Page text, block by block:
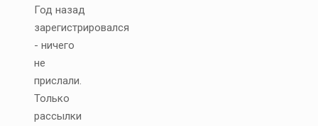
Год назад
зарегистрировался
- ничего
не
прислали.
Только
рассылки